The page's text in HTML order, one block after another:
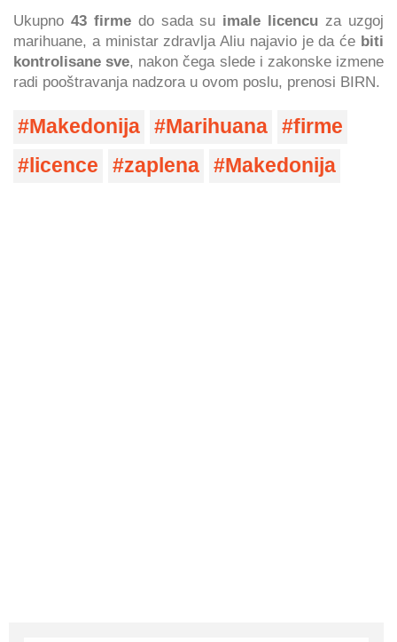
Ukupno 43 firmedo sada su imale licencu za uzgoj
marihuane, a ministar zdravlja Aliu najavio je da će biti
kontrolisane sve, nakon čega slede i zakonske izmene
radi pooštravanja nadzora u ovom poslu, prenosi BIRN.
Makedonija Marihuana
firme
licence
zaplena Makedonija